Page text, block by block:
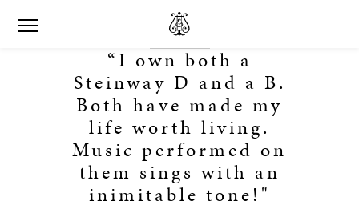
“I own both a
Steinway D and a B.
Both have made my
life worth living.
Music performed on
them sings with an
inimitable tone!"